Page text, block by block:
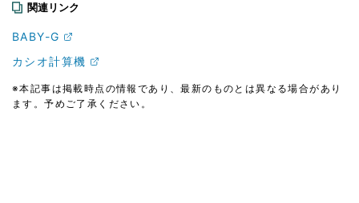
関連リンク
BABY-G
カシオ計算機
※本記事は掲載時点の情報であり、最新のものとは異なる場合があり
ます。予めご了承ください。